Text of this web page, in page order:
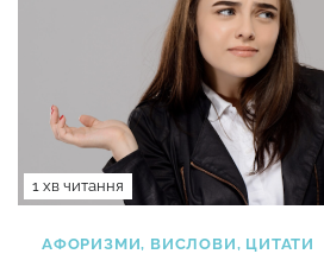
1 хв читання
АФОРИЗМИ, ВИСЛОВИ, ЦИТАТИ